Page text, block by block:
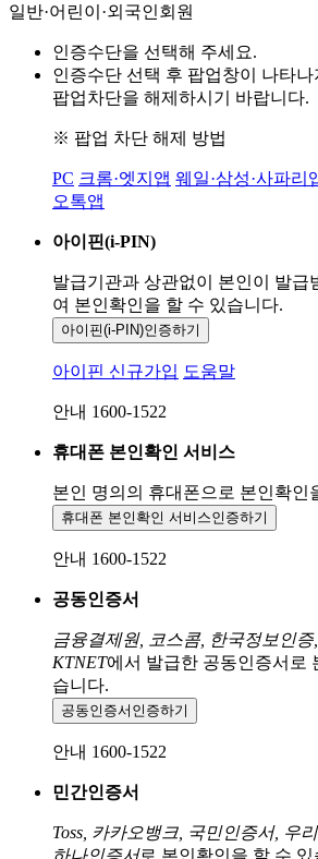
일반·어린이·외국인회원
인증수단을 선택해 주세요.
인증수단 선택 후 팝업창이 나타
팝업차단을 해제하시기 바랍니다.
※ 팝업 차단 해제 방법
PC 크롬·엣지앱 웨일·삼성·사파리
오톡앱
아이핀(i-PIN)
발급기관과 상관없이 본인이 발급
여 본인확인을 할 수 있습니다.
아이핀(i-PIN)인증하기
아이핀 신규가입 도움말
안내 1600-1522
휴대폰 본인확인 서비스
본인 명의의 휴대폰으로 본인확인
휴대폰 본인확인 서비스인증하기
안내 1600-1522
공동인증서
금융결제원, 코스콤, 한국정보인
KTNET에서 발급한 공동인증서로
습니다.
공동인증서 인증하기
안내 1600-1522
민간인증서
Toss, 카카오뱅크, 국민인증서, 우